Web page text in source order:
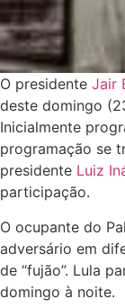
O presidente Jair
deste domingo
Inicialmente
programação se
presidente Luiz
participação.
O ocupante do
adversário em
de “fujão”. Lula
domingo à noite.